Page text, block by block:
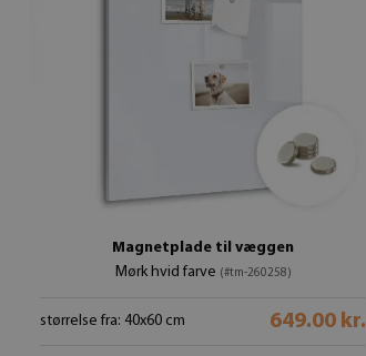
Magnetplade til væggen
Mørk hvid farve (#tm-260258)
størrelse fra: 40x60 cm 649.00 kr.